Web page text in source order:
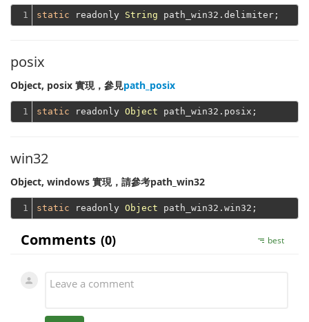
1 static readonly String
posix
Object, posix 實現，參見path_posix
1 static readonly Object
win32
Object, windows 實現，請參考path_win32
1 static readonly Object